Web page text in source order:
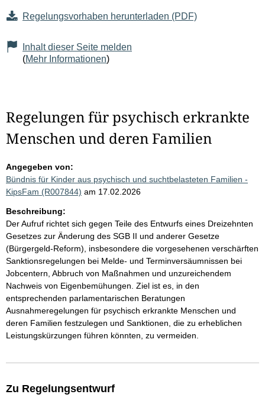
Regelungsvorhaben herunterladen (PDF)
Inhalt dieser Seite melden
(Mehr Informationen)
Regelungen für psychisch erkrankte
Menschen und deren Familien
Angegeben von:
Bündnis für Kinder aus psychisch und suchtbelasteten Familien -
KipsFam (R007844) am 17.02.2026
Beschreibung:
Der Aufruf richtet sich gegen Teile des Entwurfs eines Dreizehnten
Gesetzes zur Änderung des SGB II und anderer Gesetze
(Bürgergeld-Reform), insbesondere die vorgesehenen verschärften
Sanktionsregelungen bei Melde- und Terminversäumnissen bei
Jobcentern, Abbruch von Maßnahmen und unzureichendem
Nachweis von Eigenbemühungen. Ziel ist es, in den
entsprechenden parlamentarischen Beratungen
Ausnahmeregelungen für psychisch erkrankte Menschen und
deren Familien festzulegen und Sanktionen, die zu erheblichen
Leistungskürzungen führen könnten, zu vermeiden.
Zu Regelungsentwurf